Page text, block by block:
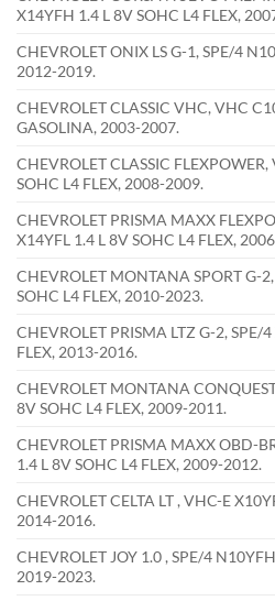
X14YFH 1.4 L 8V SOHC L4 FLEX,
CHEVROLET ONIX LS G-1, SPE/4
2012-2019.
CHEVROLET CLASSIC VHC, VHC
GASOLINA, 2003-2007.
CHEVROLET CLASSIC
SOHC L4 FLEX, 2008-2009.
CHEVROLET PRISMA MAXX
X14YFL 1.4 L 8V SOHC L4 FLEX,
CHEVROLET MONTANA SPORT G-
SOHC L4 FLEX, 2010-2023.
CHEVROLET PRISMA LTZ G-2, SPE/
FLEX, 2013-2016.
CHEVROLET MONTANA
8V SOHC L4 FLEX, 2009-2011.
CHEVROLET PRISMA MAXX OBD-
1.4 L 8V SOHC L4 FLEX, 2009-2012.
CHEVROLET CELTA LT , VHC-E
2014-2016.
CHEVROLET JOY 1.0 , SPE/4
2019-2023.